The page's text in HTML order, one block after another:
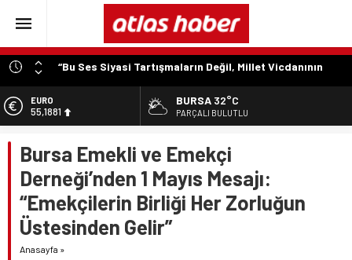
“Bu Ses Siyasi Tartışmaların Değil, Millet Vicdanının
Özer Matlı’dan Bursa Ekonomisinin Kalbine Çıkarma
“Aynı Düzenleme Neden Emeklilere Uygulanmadı?”
“Engelli Emekliliğinde Kazanılmış Haklar Korunmalı,
“Engelliler Bu Ülkede Başarıyı Kimsenin Lütfuyla Değil,
İğneyle Kuyu Kazarak Kazanıyor”
EURO
55,1881
6.660,55
BİST
13.779,39
DOLAR
47,7111
BURSA 32°C
PARÇALI BULUTLU
Bursa Emekli ve Emekçi
Derneği’nden 1 Mayıs Mesajı:
“Emekçilerin Birliği Her Zorluğun
Üstesinden Gelir”
Anasayfa »